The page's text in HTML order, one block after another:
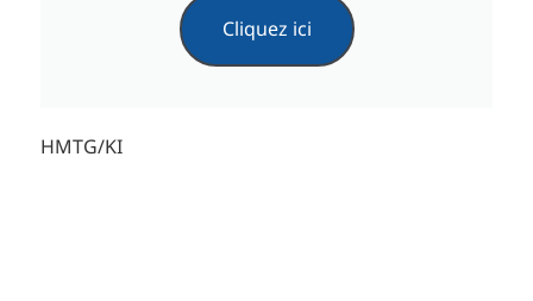
Cliquez ici
HMTG/KI